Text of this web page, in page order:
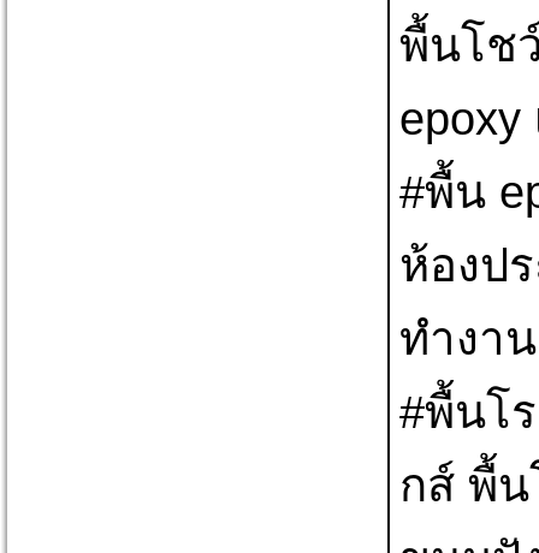
พื้นโช
#พื้น
ห้องป
ทำงา
#พื้นโ
กส์ พื้น